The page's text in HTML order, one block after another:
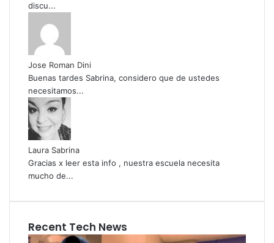
discu...
Jose Roman Dini
Buenas tardes Sabrina, considero que de ustedes
necesitamos...
Laura Sabrina
Gracias x leer esta info , nuestra escuela necesita
mucho de...
Recent Tech News